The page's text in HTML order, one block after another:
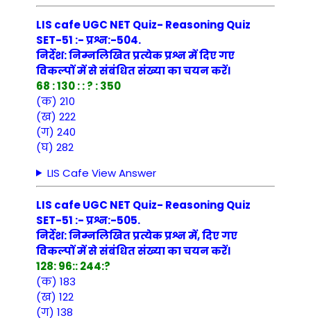
LIS cafe UGC NET Quiz- Reasoning Quiz
SET-51 :- प्रश्न:-504.
निर्देश: निम्नलिखित प्रत्येक प्रश्न में दिए गए
विकल्पों में से संबंधित संख्या का चयन करें।
68 : 130 : : ? : 350
(क) 210
(ख) 222
(ग) 240
(घ) 282
LIS Cafe View Answer
LIS cafe UGC NET Quiz- Reasoning Quiz
SET-51 :- प्रश्न:-505.
निर्देश: निम्नलिखित प्रत्येक प्रश्न में, दिए गए
विकल्पों में से संबंधित संख्या का चयन करें।
128: 96:: 244:?
(क) 183
(ख) 122
(ग) 138